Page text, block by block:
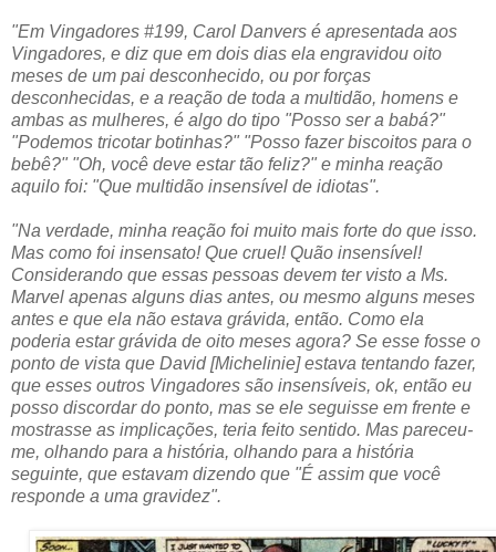
"Em Vingadores #199, Carol Danvers é apresentada aos
Vingadores, e diz que em dois dias ela engravidou oito
meses de um pai desconhecido, ou por forças
desconhecidas, e a reação de toda a multidão, homens e
ambas as mulheres, é algo do tipo "Posso ser a babá?"
"Podemos tricotar botinhas?" "Posso fazer biscoitos para o
bebê?" "Oh, você deve estar tão feliz?" e minha reação
aquilo foi: "Que multidão insensível de idiotas".
"Na verdade, minha reação foi muito mais forte do que isso.
Mas como foi insensato! Que cruel! Quão insensível!
Considerando que essas pessoas devem ter visto a Ms.
Marvel apenas alguns dias antes, ou mesmo alguns meses
antes e que ela não estava grávida, então. Como ela
poderia estar grávida de oito meses agora? Se esse fosse o
ponto de vista que David [Michelinie] estava tentando fazer,
que esses outros Vingadores são insensíveis, ok, então eu
posso discordar do ponto, mas se ele seguisse em frente e
mostrasse as implicações, teria feito sentido. Mas pareceu-
me, olhando para a história, olhando para a história
seguinte, que estavam dizendo que "É assim que você
responde a uma gravidez".